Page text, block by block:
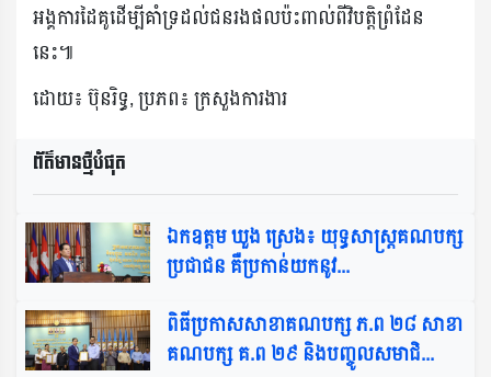
អង្គការដៃគូដើម្បីគាំទ្រដល់ជនរងផលប៉ះពាល់ពីវិបត្តិព្រំដែន
នេះ៕
ដោយ៖ ប៊ុនរិទ្ធ, ប្រភព៖ ក្រសួងការងារ
ព័ត៌មានថ្មីបំផុត​
ឯកឧត្ដម ឃួង ស្រេង៖ យុទ្ធសាស្ត្រគណបក្ស
ប្រជាជន គឺប្រកាន់យកនូវ...
ពិធីប្រកាសសាខាគណបក្ស ភ.ព ២៨ សាខា
គណបក្ស គ.ព ២៩ និងបញ្ចូលសមាជិ...